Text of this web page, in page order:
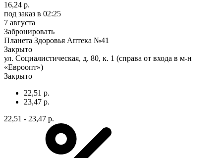
16,24 р.
под заказ в 02:25
7 августа
Забронировать
Планета Здоровья Аптека №41
Закрыто
ул. Социалистическая, д. 80, к. 1 (справа от входа в м-н
«Евроопт»)
Закрыто
22,51 р.
23,47 р.
22,51 - 23,47 р.